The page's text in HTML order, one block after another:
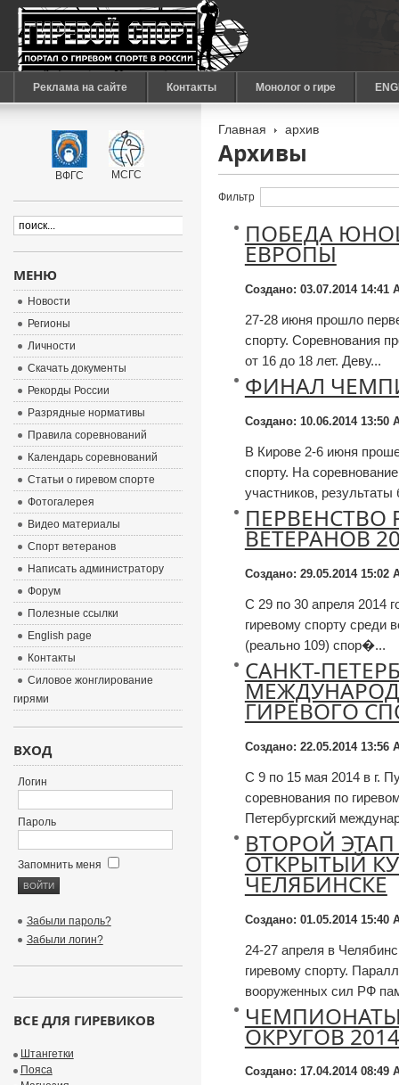
Реклама на сайте Контакты Монолог о гире
Главная архив
Архивы
Фильтр
ПОБЕДА
ЕВРОПЫ
Создано: 03.07.2014 14:41
27-28 июня прошло
спорту. Соревнования
от 16 до 18 лет. Деву...
ФИНАЛ
Создано: 10.06.2014 13:50
В Кирове 2-6 июня
спорту. На
участников, результаты
ПЕРВЕНСТВО
ВЕТЕРАНОВ
Создано: 29.05.2014 15:02
С 29 по 30 апреля 2014
гиревому спорту среди
(реально 109) спор�...
САНКТ-
ГИРЕВОГО
Создано: 22.05.2014 13:56
С 9 по 15 мая 2014 в г.
соревнования по
Петербургский
ВТОРОЙ
ОТКРЫТЫЙ
ЧЕЛЯБИНСКЕ
Создано: 01.05.2014 15:40
24-27 апреля в
гиревому спорту.
вооруженных сил РФ
ОКРУГОВ 2014
Создано: 17.04.2014 08:49
ВФГС МСГС
МЕНЮ
Новости
Регионы
Личности
Скачать документы
Рекорды России
Разрядные нормативы
Правила соревнований
Календарь соревнований
Статьи о гиревом спорте
Фотогалерея
Видео материалы
Спорт ветеранов
Написать администратору
Форум
Полезные ссылки
English page
Контакты
Силовое жонглирование
гирями
ВХОД
Логин
Пароль
Запомнить меня
Забыли пароль?
Забыли логин?
ВСЕ ДЛЯ ГИРЕВИКОВ
Штангетки
Пояса